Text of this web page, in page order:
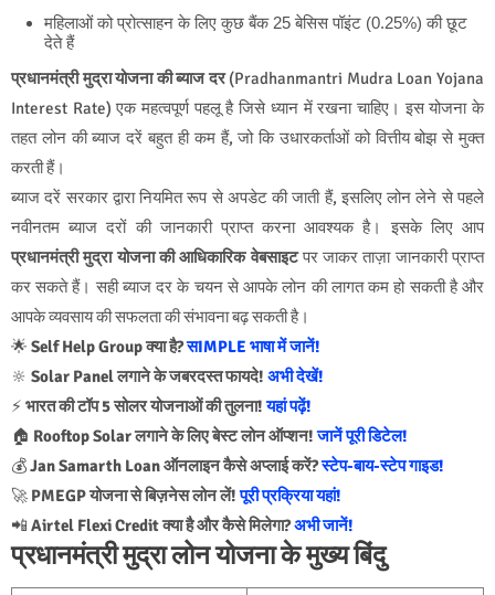
महिलाओं को प्रोत्साहन के लिए कुछ बैंक 25 बेसिस पॉइंट (0.25%) की छूट
देते हैं
प्रधानमंत्री मुद्रा योजना की ब्याज दर(Pradhanmantri Mudra Loan Yojana
Interest Rate) एक महत्वपूर्ण पहलू है जिसे ध्यान में रखना चाहिए। इस योजना के
तहत लोन की ब्याज दरें बहुत ही कम हैं, जो कि उधारकर्ताओं को वित्तीय बोझ से मुक्त
करती हैं।
ब्याज दरें सरकार द्वारा नियमित रूप से अपडेट की जाती हैं, इसलिए लोन लेने से पहले
नवीनतम ब्याज दरों की जानकारी प्राप्त करना आवश्यक है। इसके लिए आप
प्रधानमंत्री मुद्रा योजना की आधिकारिक वेबसाइटपर जाकर ताज़ा जानकारी प्राप्त
कर सकते हैं। सही ब्याज दर के चयन से आपके लोन की लागत कम हो सकती है और
आपके व्यवसाय की सफलता की संभावना बढ़ सकती है।
🌟 Self Help Group क्या है?सIMPLE भाषा में जानें!
🔆 Solar Panel लगाने के जबरदस्त फायदे! अभी देखें!
⚡ भारत की टॉप 5 सोलर योजनाओं की तुलना! यहां पढ़ें!
🏠 Rooftop Solar लगाने के लिए बेस्ट लोन ऑप्शन! जानें पूरी डिटेल!
💰Jan Samarth Loan ऑनलाइन कैसे अप्लाई करें?स्टेप-बाय-स्टेप गाइड!
🚀 PMEGP योजना से बिज़नेस लोन लें! पूरी प्रक्रिया यहां!
📲 Airtel Flexi Credit क्या है और कैसे मिलेगा?अभी जानें!
प्रधानमंत्री मुद्रा लोन योजना के मुख्य बिंदु